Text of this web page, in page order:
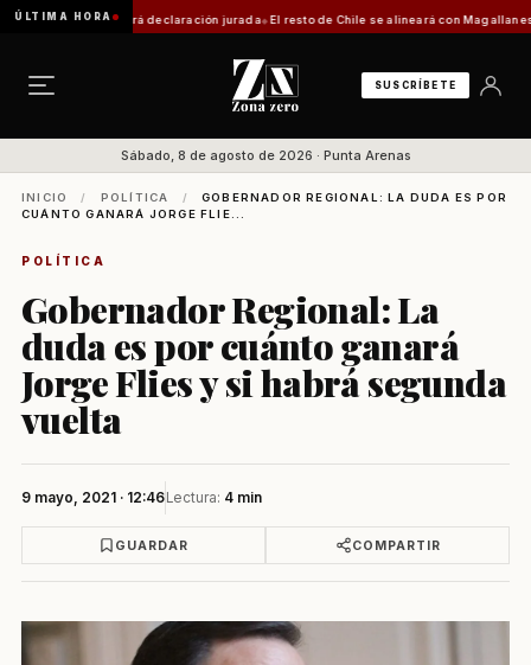
ÚLTIMA HORA
requerirá declaración jurada El resto de Chile se alineará con Magallanes:
SUSCRÍBETE
Sábado, 8 de agosto de 2026 · Punta Arenas
INICIO / POLÍTICA /
GOBERNADOR REGIONAL: LA DUDA ES POR
CUÁNTO GANARÁ JORGE FLIE...
POLÍTICA
Gobernador Regional: La
duda es por cuánto ganará
Jorge Flies y si habrá segunda
vuelta
9 mayo, 2021 · 12:46Lectura: 4 min
GUARDAR COMPARTIR